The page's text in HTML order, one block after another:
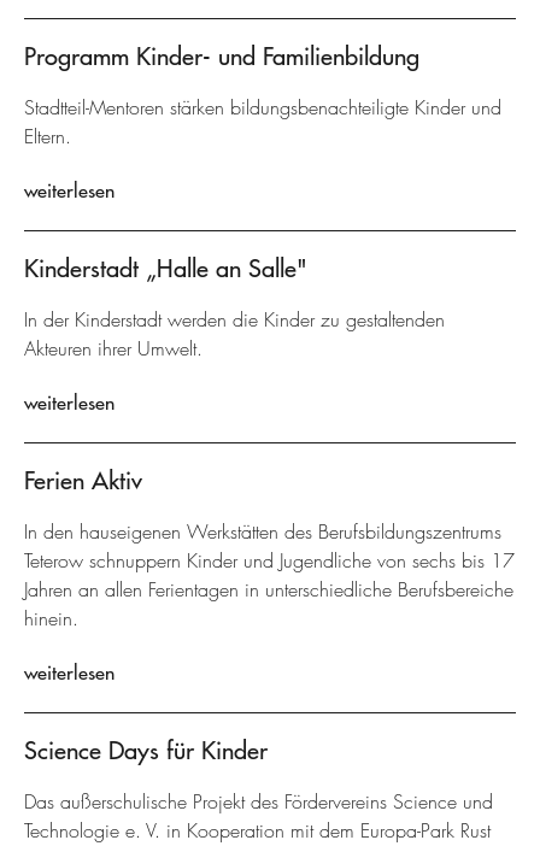
Programm Kinder- und Familienbildung
Stadtteil-Mentoren stärken bildungsbenachteiligte Kinder und
Eltern.
weiterlesen
Kinderstadt „Halle an Salle"
In der Kinderstadt werden die Kinder zu gestaltenden
Akteuren ihrer Umwelt.
weiterlesen
Ferien Aktiv
In den hauseigenen Werkstätten des Berufsbildungszentrums
Teterow schnuppern Kinder und Jugendliche von sechs bis 17
Jahren an allen Ferientagen in unterschiedliche Berufsbereiche
hinein.
weiterlesen
Science Days für Kinder
Das außerschulische Projekt des Fördervereins Science und
Technologie e. V. in Kooperation mit dem Europa-Park Rust